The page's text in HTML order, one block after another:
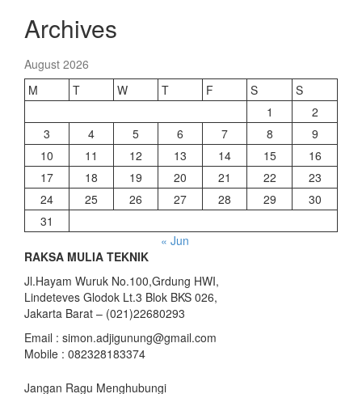
Archives
August 2026
M
T W T F S
S
1
2
3
4 5 6 7 8
9
10
11 12 13 14 15
16
17
18 19 20 21 22
23
24
25 26 27 28 29
30
31
« Jun
RAKSA MULIA TEKNIK
Jl.Hayam Wuruk No.100,Grdung HWI,
Lindeteves Glodok Lt.3 Blok BKS 026,
Jakarta Barat – (021)22680293
Email : simon.adjigunung@gmail.com
Mobile : 082328183374
Jangan Ragu Menghubungi